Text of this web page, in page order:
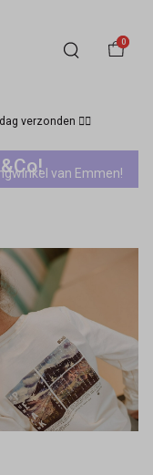
0
verzonden 🏃‍♀️
van Emmen!